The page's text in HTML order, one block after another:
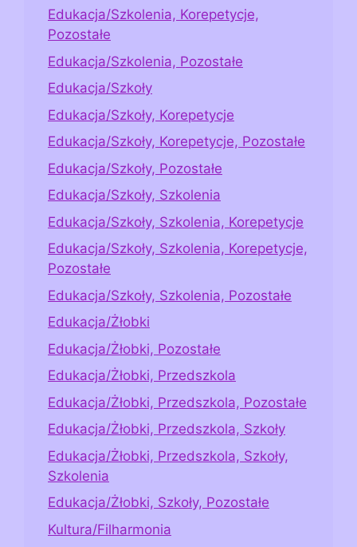
Edukacja/Szkolenia, Korepetycje,
Pozostałe
Edukacja/Szkolenia, Pozostałe
Edukacja/Szkoły
Edukacja/Szkoły, Korepetycje
Edukacja/Szkoły, Korepetycje, Pozostałe
Edukacja/Szkoły, Pozostałe
Edukacja/Szkoły, Szkolenia
Edukacja/Szkoły, Szkolenia, Korepetycje
Edukacja/Szkoły, Szkolenia, Korepetycje,
Pozostałe
Edukacja/Szkoły, Szkolenia, Pozostałe
Edukacja/Żłobki
Edukacja/Żłobki, Pozostałe
Edukacja/Żłobki, Przedszkola
Edukacja/Żłobki, Przedszkola, Pozostałe
Edukacja/Żłobki, Przedszkola, Szkoły
Edukacja/Żłobki, Przedszkola, Szkoły,
Szkolenia
Edukacja/Żłobki, Szkoły, Pozostałe
Kultura/Filharmonia